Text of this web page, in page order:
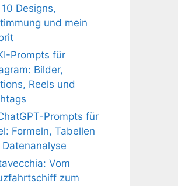
Designs,
und mein
Prompts für
Bilder,
Reels und
Prompts für
Formeln, Tabellen
Vom
zum